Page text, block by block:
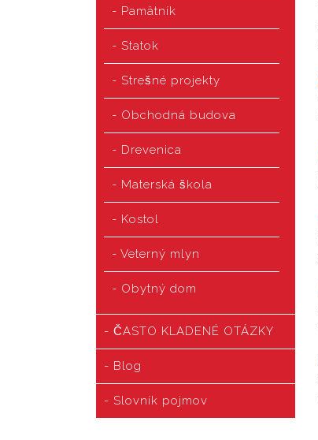
Pamätník
Statok
Strešné projekty
Obchodná budova
Drevenica
Materská škola
Kostol
Veterný mlyn
Obytný dom
ČASTO KLADENÉ OTÁZKY
Blog
Slovník pojmov